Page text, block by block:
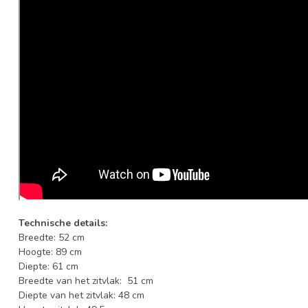
Technische details:
Breedte: 52 cm
Hoogte: 89 cm
Diepte: 61 cm
Breedte van het zitvlak: 51 cm
Diepte van het zitvlak: 48 cm